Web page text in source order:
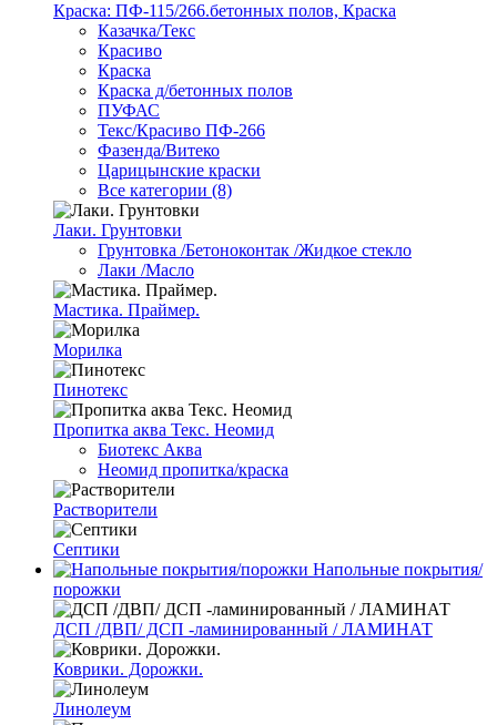
Краска: ПФ-115/266.бетонных полов, Краска
Казачка/Текс
Красиво
Краска
Краска д/бетонных полов
ПУФАС
Текс/Красиво ПФ-266
Фазенда/Витеко
Царицынские краски
Все категории (8)
Лаки. Грунтовки
Грунтовка /Бетоноконтак /Жидкое стекло
Лаки /Масло
Мастика. Праймер.
Морилка
Пинотекс
Пропитка аква Текс. Неомид
Биотекс Аква
Неомид пропитка/краска
Растворители
Септики
Напольные покрытия/
порожки
ДСП /ДВП/ ДСП -ламинированный / ЛАМИНАТ
Коврики. Дорожки.
Линолеум